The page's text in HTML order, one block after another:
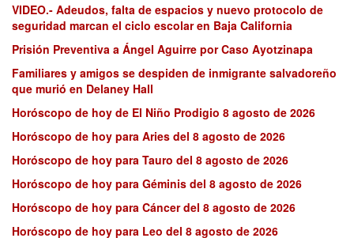
VIDEO.- Adeudos, falta de espacios y nuevo protocolo de
seguridad marcan el ciclo escolar en Baja California
Prisión Preventiva a Ángel Aguirre por Caso Ayotzinapa
Familiares y amigos se despiden de inmigrante salvadoreño
que murió en Delaney Hall
Horóscopo de hoy de El Niño Prodigio 8 agosto de 2026
Horóscopo de hoy para Aries del 8 agosto de 2026
Horóscopo de hoy para Tauro del 8 agosto de 2026
Horóscopo de hoy para Géminis del 8 agosto de 2026
Horóscopo de hoy para Cáncer del 8 agosto de 2026
Horóscopo de hoy para Leo del 8 agosto de 2026